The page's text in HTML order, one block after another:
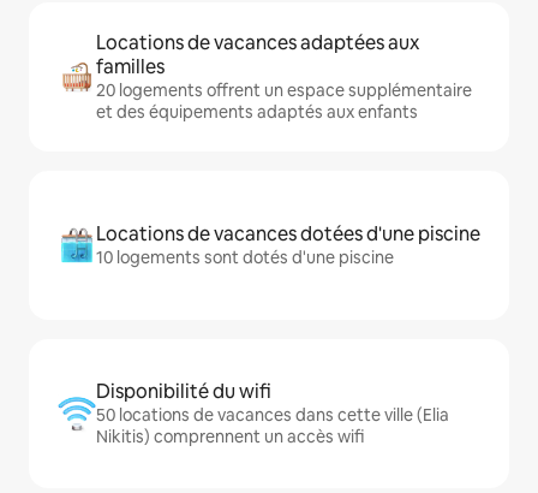
Locations de vacances adaptées aux
familles
20 logements offrent un espace supplémentaire
et des équipements adaptés aux enfants
Locations de vacances dotées d'une piscine
10 logements sont dotés d'une piscine
Disponibilité du wifi
50 locations de vacances dans cette ville (Elia
Nikitis) comprennent un accès wifi